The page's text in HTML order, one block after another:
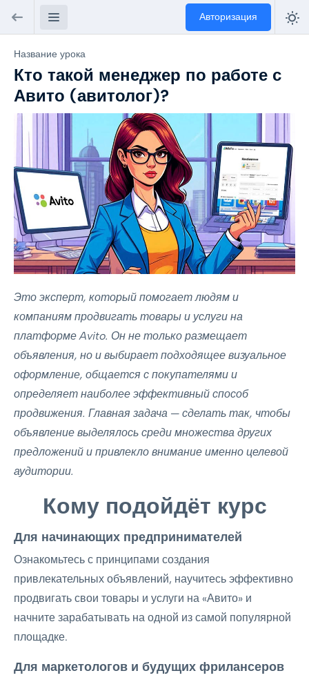
Авторизация
Название урока
Кто такой менеджер по работе с
Авито (авитолог)?
Это эксперт, который помогает людям и
компаниям продвигать товары и услуги на
платформе Avito. Он не только размещает
объявления, но и выбирает подходящее визуальное
оформление, общается с покупателями и
определяет наиболее эффективный способ
продвижения. Главная задача — сделать так, чтобы
объявление выделялось среди множества других
предложений и привлекло внимание именно целевой
аудитории.
Кому подойдёт курс
Для начинающих предпринимателей
Ознакомьтесь с принципами создания
привлекательных объявлений, научитесь эффективно
продвигать свои товары и услуги на «Авито» и
начните зарабатывать на одной из самой популярной
площадке.
Для маркетологов и будущих фрилансеров